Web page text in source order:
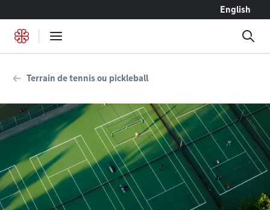
English
Terrain de tennis ou pickleball